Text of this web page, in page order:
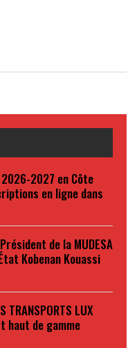
2027 en Côte
en ligne dans
de la MUDESA
Kobenan Kouassi
TRANSPORTS LUX
haut de gamme